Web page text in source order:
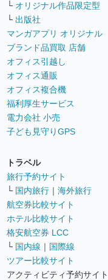
└ オリジナル作品限定型
└ 出版社
マンガアプリ オリジナル
ブランド品買取 店舗
オフィス引越し
オフィス通販
オフィス複合機
福利厚生サービス
電力会社 小売
子ども見守りGPS
トラベル
旅行予約サイト
└ 国内旅行 ｜ 海外旅行
航空券比較サイト
ホテル比較サイト
格安航空券 LCC
└ 国内線 ｜ 国際線
ツアー比較サイト
アクティビティ予約サイト